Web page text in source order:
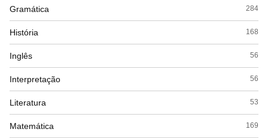
Gramática 284
História 168
Inglês 56
Interpretação 56
Literatura 53
Matemática 169